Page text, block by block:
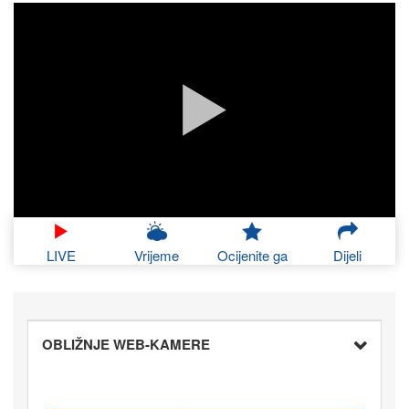
LIVE Vrijeme Ocijenite ga Dijeli
OBLIŽNJE WEB-KAMERE